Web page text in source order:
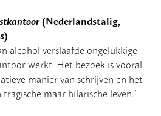
(Nederlandstalig,
alcohol verslaafde ongelukkige
werkt. Het bezoek is vooral
manier van schrijven en het
maar hilarische leven.” –